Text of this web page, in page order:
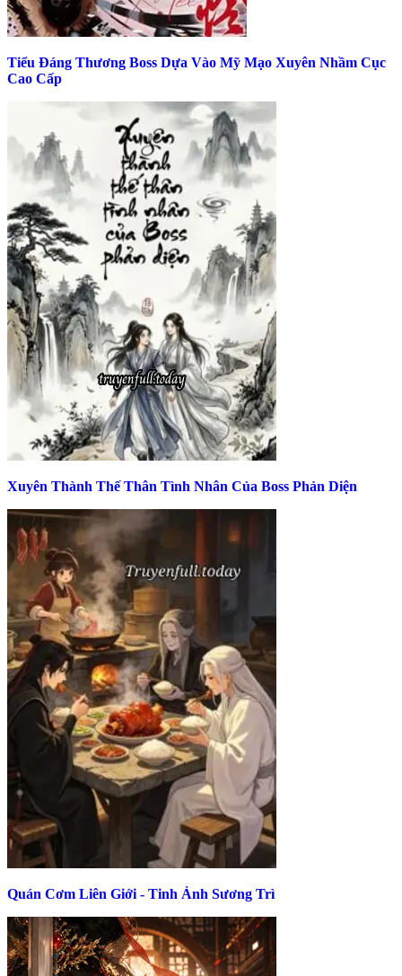
Tiểu Đáng Thương Boss Dựa Vào Mỹ Mạo Xuyên Nhầm Cục
Cao Cấp
Xuyên Thành Thế Thân Tình Nhân Của Boss Phản Diện
Quán Cơm Liên Giới - Tinh Ảnh Sương Trì